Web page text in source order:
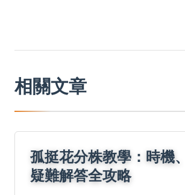
相關文章
孤挺花分株教學：時機
疑難解答全攻略